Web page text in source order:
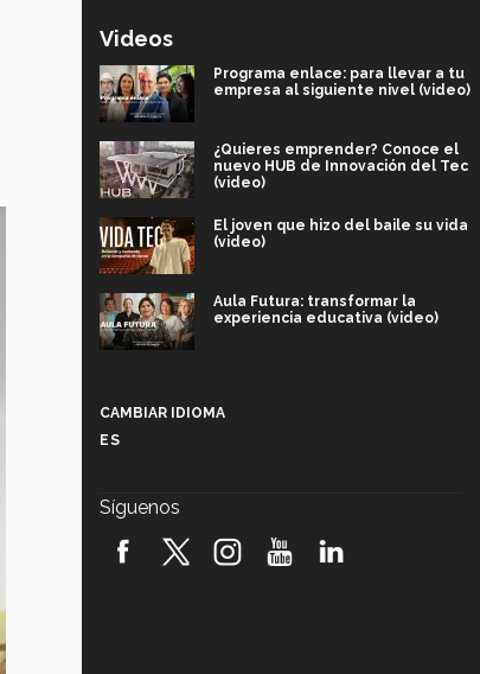
Videos
Programa enlace: para llevar a tu
empresa al siguiente nivel (video)
¿Quieres emprender? Conoce el
nuevo HUB de Innovación del Tec
(video)
El joven que hizo del baile su vida
(video)
Aula Futura: transformar la
experiencia educativa (video)
robótica FIRST 2026! (video)
CAMBIAR IDIOMA
ES
Síguenos